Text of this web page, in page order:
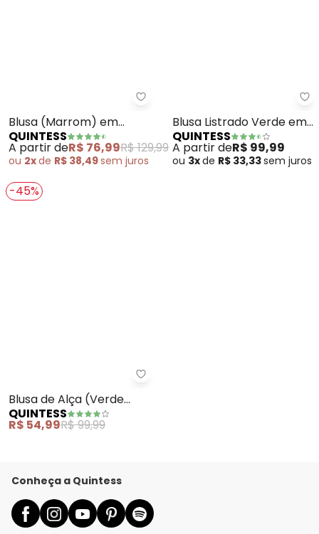
Quintess - Blusa (Marrom) em
Blusa (Marrom) em
Cetim
QUINTESS
A partir deR$ 76,99R$ 129,99
ou 2xde R$ 38,49semjuros
Blusa Listrado Verde em
Crepe Plano
QUINTESS
A partir deR$ 99,99
ou 3xde R$ 33,33semjuros
-45%
Blusa de Alça (Verde
Escuro) em Crepe Plano
QUINTESS
R$ 54,99R$ 99,99
Conheça a Quintess